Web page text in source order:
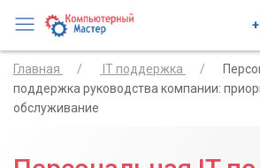
Главная IT поддержка
поддержка руководства компании:
обслуживание